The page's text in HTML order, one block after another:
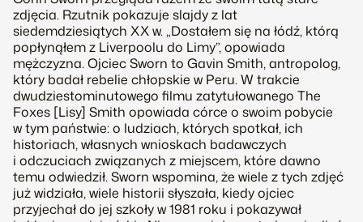
zdjęcia. Rzutnik pokazuje slajdy z lat
siedemdziesiątych XX w. „Dostałem się na łódź, którą
popłynąłem z Liverpoolu do Limy”, opowiada
mężczyzna. Ojciec Sworn to Gavin Smith, antropolog,
który badał rebelie chłopskie w Peru. W trakcie
dwudziestominutowego filmu zatytułowanego The
Foxes [Lisy] Smith opowiada córce o swoim pobycie
w tym państwie: o ludziach, których spotkał, ich
historiach, własnych wnioskach badawczych
i odczuciach związanych z miejscem, które dawno
temu odwiedził. Sworn wspomina, że wiele z tych zdjęć
już widziała, wiele historii słyszała, kiedy ojciec
przyjechał do jej szkoły w 1981 roku i pokazywał